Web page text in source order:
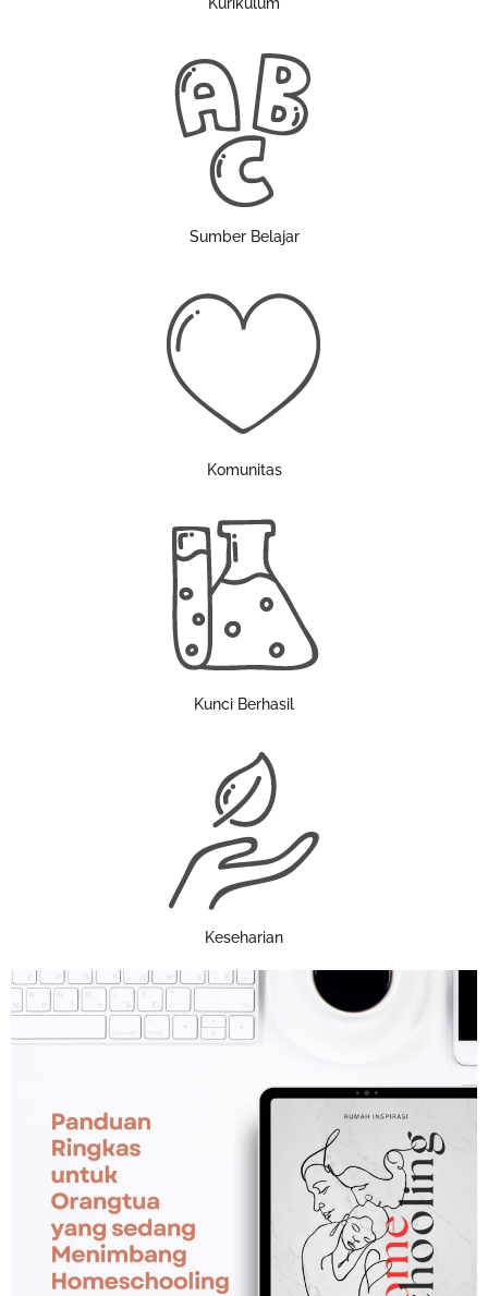
Kurikulum
Sumber Belajar
Komunitas
Kunci Berhasil
Keseharian